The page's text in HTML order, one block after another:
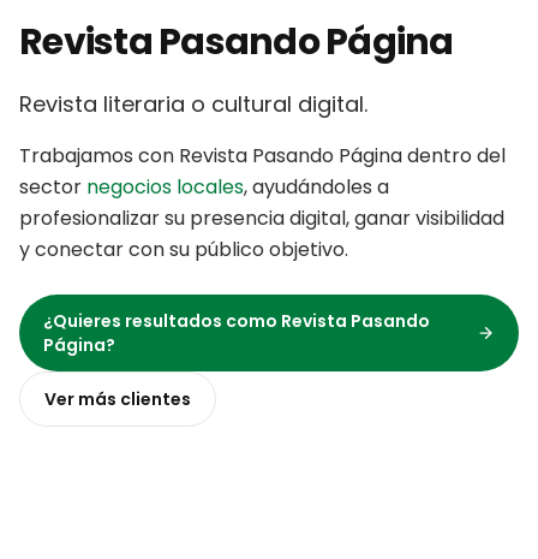
Revista Pasando Página
Revista literaria o cultural digital.
Trabajamos con Revista Pasando Páginadentro del
sector negocios locales,ayudándoles a
profesionalizar su presencia digital, ganar visibilidad
y conectar con su público objetivo.
¿Quieres resultados como Revista Pasando
Página?
Ver más clientes